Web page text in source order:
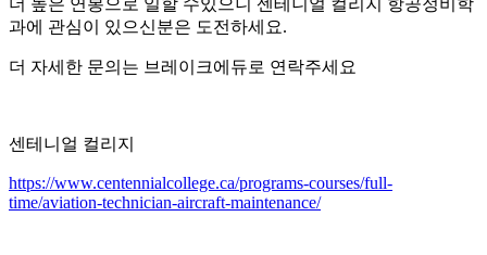
더 높은 연봉으로 일할 수있으니 센테니얼 컬리지 항공정비학
과에 관심이 있으신분은 도전하세요.
더 자세한 문의는 브레이크에듀로 연락주세요
센테니얼 컬리지
https://www.centennialcollege.ca/programs-courses/full-
time/aviation-technician-aircraft-maintenance/